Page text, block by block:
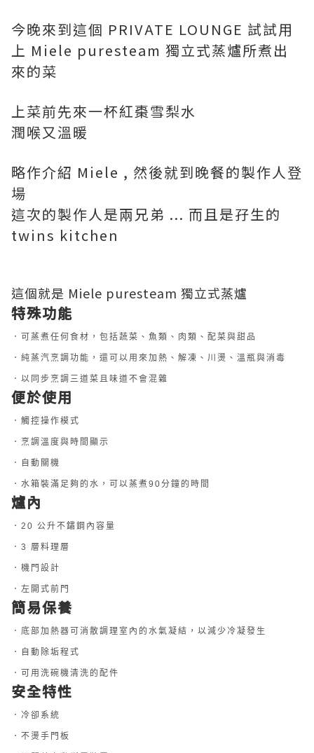
今晚來到這個 PRIVATE LOUNGE 試試用
上 Miele puresteam 獨立式蒸爐所煮出
來的菜
上菜前先來一杯紅棗雪梨水
潤喉又溫暖
略作介紹 Miele , 然後就到晚餐的製作人登
場
這次的製作人是兩兄弟 ... 而且是孖生的
twins kitchen
這個就是 Miele puresteam 獨立式蒸爐
特殊功能
．可蒸煮任何食材，包括蔬菜、魚類、肉類、配菜與甜品
．純蒸汽烹調功能，還可以用來加熱、解凍、川燙、溫瓶與消毒
．以同步烹調三道菜且味道不會混雜
便於使用
．觸控操作模式
．烹調溫度與時間顯示
．自動關機
．水箱裝滿足夠的水，可以蒸煮90分鐘的時間
爐內
．20 公升不鏽鋼內容量
．3 層料理層
．機門設計
．左開式前門
簡易保養
．底部加熱器可消散調理室內的水氣凝結，以減少冷凝發生
．自動除垢程式
．可用洗碗機清洗的配件
安全特性
．冷卻系統
．不燙手門板